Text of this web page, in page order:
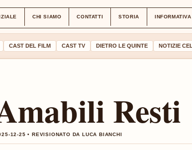
CHI SIAMO CONTATTI STORIA
CAST DEL FILM CAST TV DIETRO LE QUINTE NOTIZIE
Resti
12-25 • REVISIONATO DA LUCA BIANCHI